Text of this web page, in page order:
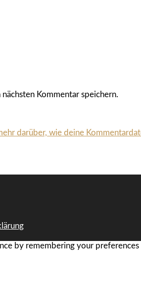
Kommentar speichern.
darüber, wie deine
by remembering your